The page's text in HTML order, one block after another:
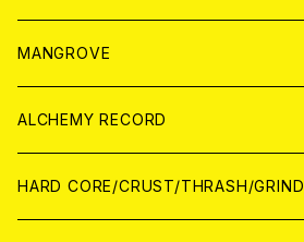
WORLD
アパレル
PATCH
アナログ
MANGROVE
ALCHEMY RECORD
CD
HARD CORE/CRUST/THRASH/GRIND